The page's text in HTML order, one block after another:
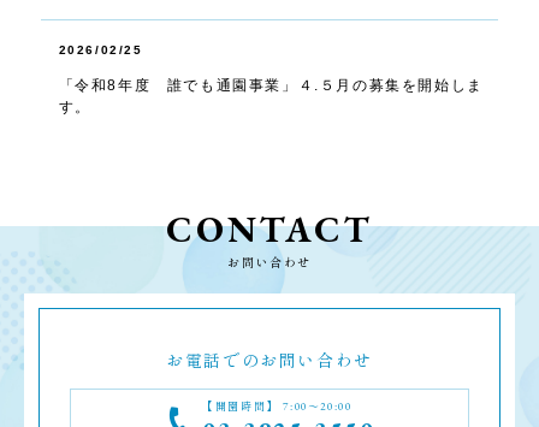
2026/02/25
「令和8年度 誰でも通園事業」４.５月の募集を開始しま
す。
CONTACT
お問い合わせ
お電話でのお問い合わせ
【開園時間】 7:00～20:00